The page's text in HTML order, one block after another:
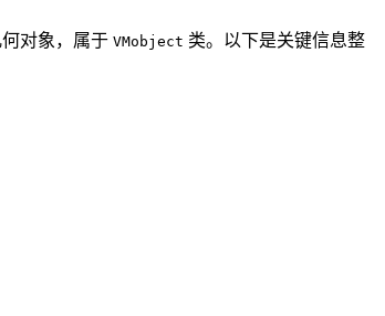
对象，属于 VMobject 类。以下是关键信息整